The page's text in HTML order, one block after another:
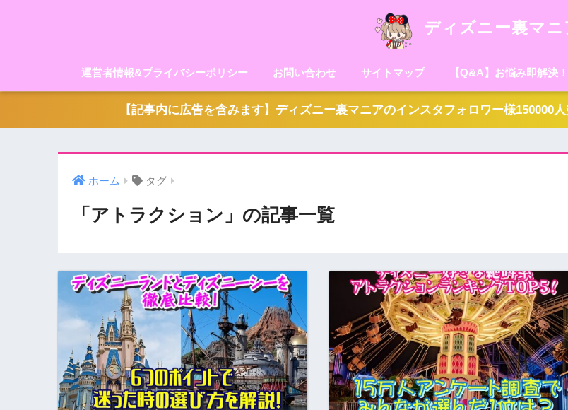
ディズニー裏マニ
運営者情報&プライバシーポリシー お問い合わせ サイトマップ 【Q&A】お悩み即解決
【記事内に広告を含みます】ディズニー裏マニアのインスタフォロワー様150000
ホーム タグ
「アトラクション」の記事一覧